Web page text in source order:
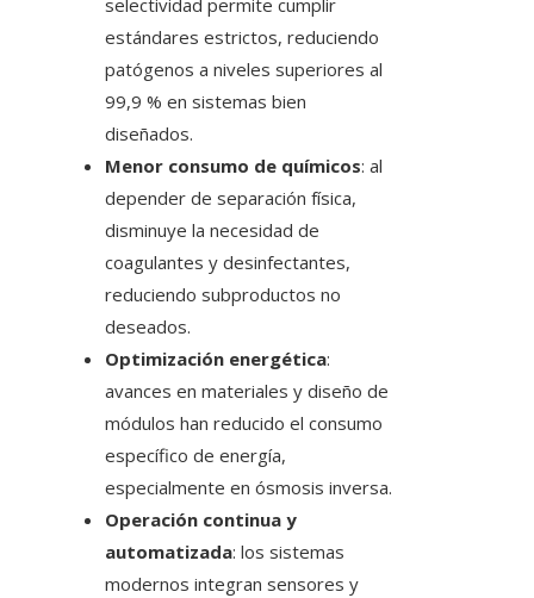
selectividad permite cumplir
estándares estrictos, reduciendo
patógenos a niveles superiores al
99,9 % en sistemas bien
diseñados.
Menor consumo de químicos: al
depender de separación física,
disminuye la necesidad de
coagulantes y desinfectantes,
reduciendo subproductos no
deseados.
Optimización energética:
avances en materiales y diseño de
módulos han reducido el consumo
específico de energía,
especialmente en ósmosis inversa.
Operación continua y
automatizada: los sistemas
modernos integran sensores y